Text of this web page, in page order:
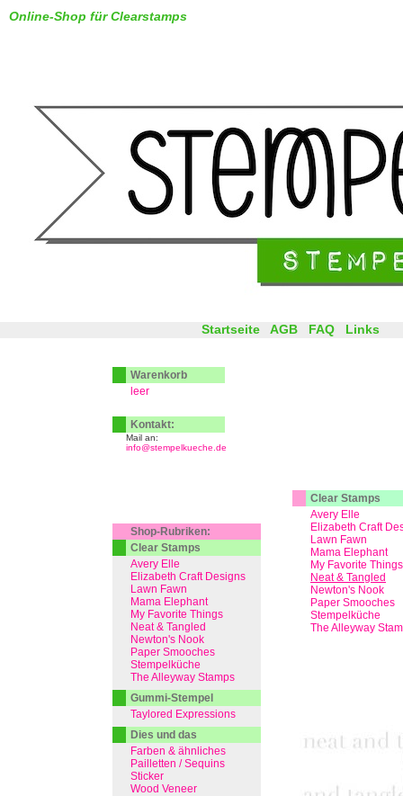
Online-Shop für Clearstamps
Clear Stamps
Avery Elle
Elizabeth Craft
Lawn Fawn
Mama Elephant
My Favorite Things
Neat & Tangled
Newton's Nook
Paper Smooches
Stempelküche
The Alleyway
Startseite AGB FAQ Links
Warenkorb
leer
Kontakt:
Mail an:
info@stempelkueche.de
Shop-Rubriken:
Clear Stamps
Avery Elle
Elizabeth Craft Designs
Lawn Fawn
Mama Elephant
My Favorite Things
Neat & Tangled
Newton's Nook
Paper Smooches
Stempelküche
The Alleyway Stamps
Gummi-Stempel
Taylored Expressions
Dies und das
Farben & ähnliches
Pailletten / Sequins
Sticker
Wood Veneer